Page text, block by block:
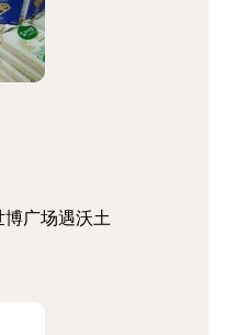
博广场遇沃土